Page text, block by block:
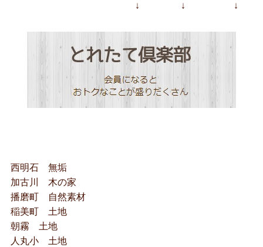
↓ ↓ ↓
西明石 無垢
加古川 木の家
播磨町 自然素材
稲美町 土地
朝霧 土地
人丸小 土地